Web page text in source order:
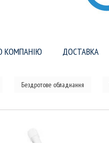
КОМПАНІЮ ДОСТАВКА
Бездротове обладнання